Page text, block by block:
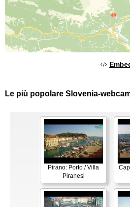
Le più popolare Slovenia-
Pirano: Porto / Villa
Piranesi